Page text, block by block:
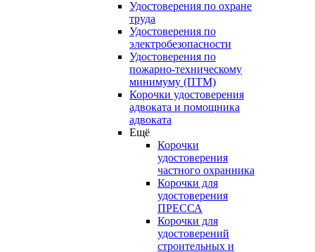
Удостоверения по охране
труда
Удостоверения по
электробезопасности
Удостоверения по
пожарно-техническому
минимуму (ПТМ)
Корочки удостоверения
адвоката и помощника
адвоката
Ещё
Корочки
удостоверения
частного охранника
Корочки для
удостоверения
ПРЕССА
Корочки для
удостоверений
строительных и